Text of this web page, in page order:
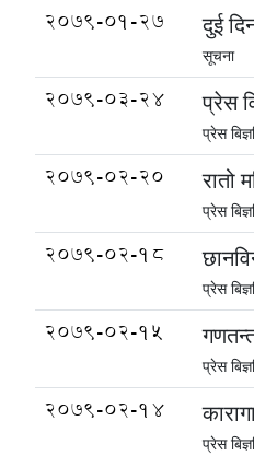
2079-01-27 दुई
सूचना
2079-03-24 प्रेस
प्रेस
2079-02-20 रातो
प्रेस
2079-02-18
प्रेस
2079-02-15
प्रेस
2079-02-14
प्रेस